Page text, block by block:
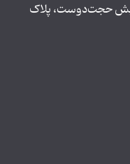
نبش حجت‌دوست، پلاک